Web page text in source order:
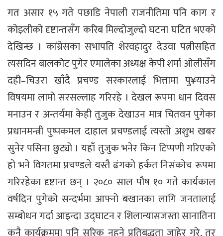
गत असार १५ गते पछाडि नेपाली राजनीतिमा पनि काग र
कोइलीको दृष्टान्तसँग करिब मिल्दोजुल्दो घटना घटित भएको
देखिन्छ । कांग्रेसका सभापति शेरवहादुर देउवा पत्नीसहित
त्यसदिन बालकोट पुगेर एमालेका अध्यक्ष केपी शर्मा ओलीसँग
दही–चिउरा खाँदै प्रचण्ड सरकारलाई भित्तामा पु¥याउने
विषयमा लामो सरसल्लाह गरिरहे । देखल रूपमा धान दिवस
मनाउन र अन्तर्यमा केही तुजुक देखाउन मात्र चितवन पुगेका
प्रधानमन्त्री पुष्पकमल दाहाल प्रचण्डलाई त्यस्तो अशुभ खबर
सुनेर पसिना छुट्यो । यहाँ तुजुक भनेर किन टिप्पणी गरिएको
हो भने विगतमा प्रचण्डले यस्तै ढंगको हर्कत निसंकोच रूपमा
गरिरहेका दृष्टान्त छन् । २०८० साल पौष १० गते कार्यकाल
वर्षदिन पुगेको सन्दर्भमा आफ्नो बखानका लागि जनतालाई
सम्बोधन गर्दा आइन्दा उद्घाटन र शिलान्यासजस्ता सानातिना